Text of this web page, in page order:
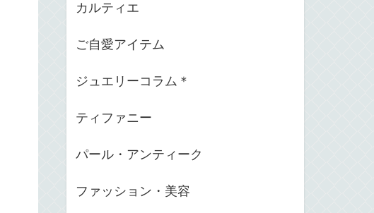
カルティエ
ご自愛アイテム
ジュエリーコラム＊
ティファニー
パール・アンティーク
ファッション・美容